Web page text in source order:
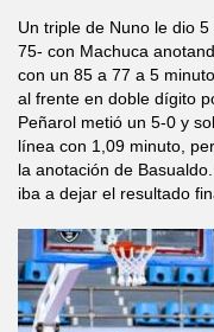
Un triple de Nuno le dio
75- con Machuca
con un 85 a 77 a 5
al frente en doble dígito
Peñarol metió un 5-0 y
línea con 1,09 minuto,
la anotación de
iba a dejar el resultado